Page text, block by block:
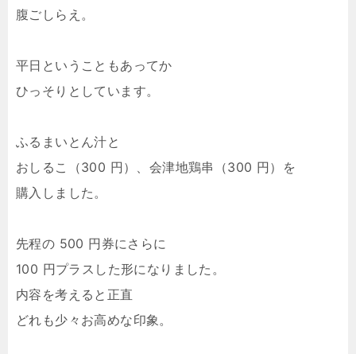
腹ごしらえ。
平日ということもあってか
ひっそりとしています。
ふるまいとん汁と
おしるこ（300 円）、会津地鶏串（300 円）を
購入しました。
先程の 500 円券にさらに
100 円プラスした形になりました。
内容を考えると正直
どれも少々お高めな印象。